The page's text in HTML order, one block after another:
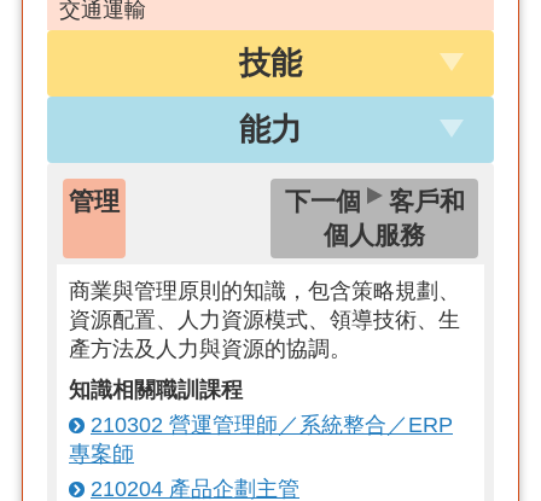
交通運輸
公共安全和資訊安全
法律和政府
技能
能力
管理 下一個
客戶和
個人服務
商業與管理原則的知識，包含策略規劃、
資源配置、人力資源模式、領導技術、生
產方法及人力與資源的協調。
知識相關職訓課程
210302 營運管理師／系統整合／ERP
專案師
210204 產品企劃主管